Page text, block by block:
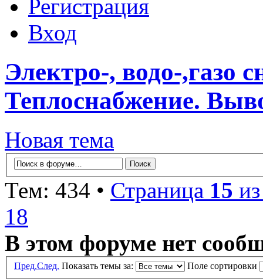
Регистрация
Вход
Электро-, водо-,газо
Теплоснабжение.
Новая тема
Тем: 434 • Страница 15
18
В этом форуме нет
Пред.След. Показать темы за: Поле сортировки